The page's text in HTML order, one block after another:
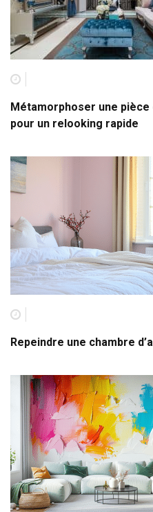
Métamorphoser une
pour un relooking rapide
Repeindre une chambre